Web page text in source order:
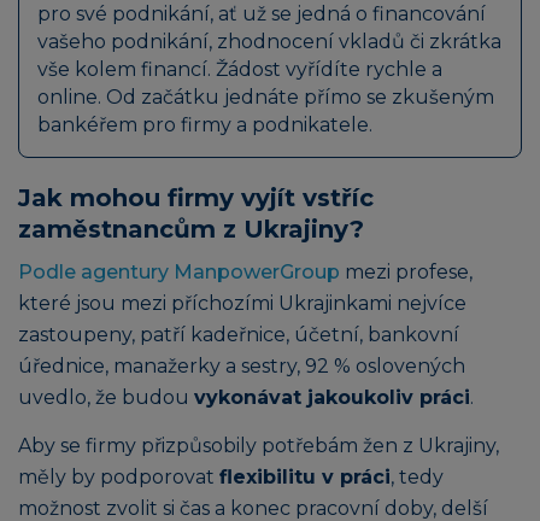
pro své podnikání, ať už se jedná o financování
vašeho podnikání, zhodnocení vkladů či zkrátka
vše kolem financí. Žádost vyřídíte rychle a
online. Od začátku jednáte přímo se zkušeným
bankéřem pro firmy a podnikatele.
Jak mohou firmy vyjít vstříc
zaměstnancům z Ukrajiny?
Podle agentury ManpowerGroup mezi profese,
které jsou mezi příchozími Ukrajinkami nejvíce
zastoupeny, patří kadeřnice, účetní, bankovní
úřednice, manažerky a sestry, 92 % oslovených
uvedlo, že budou vykonávat jakoukoliv práci.
Aby se firmy přizpůsobily potřebám žen z Ukrajiny,
měly by podporovat flexibilitu v práci, tedy
možnost zvolit si čas a konec pracovní doby, delší